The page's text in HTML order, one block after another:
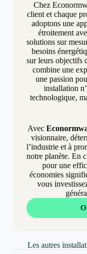
Chez
client et chaque
adoptons une
étroitement
solutions sur
besoins
sur leurs objectifs
combine une
une passion
installation
technologique,
Avec
visionnaire,
l’industrie et à
notre planète. En
pour une
économies
vous
Les autres